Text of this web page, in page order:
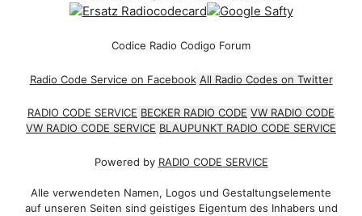
Codice Radio Codigo Forum
Radio Code Service on Facebook All Radio Codes on Twitter
RADIO CODE SERVICE BECKER RADIO CODE VW RADIO CODE
VW RADIO CODE SERVICE BLAUPUNKT RADIO CODE SERVICE
Powered by RADIO CODE SERVICE
Alle verwendeten Namen, Logos und Gestaltungselemente
auf unseren Seiten sind geistiges Eigentum des Inhabers und